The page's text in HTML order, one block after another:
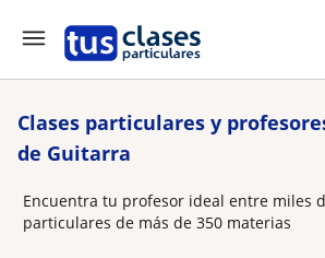
Clases particulares y
de Guitarra
Encuentra tu profesor ideal entre miles
particulares de más de 350 materias